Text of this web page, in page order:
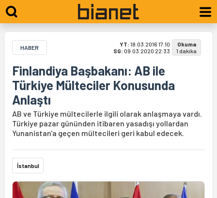
HABER YT: 18.03.2016 17:10
SG: 09.03.2020 22:33
Okuma
1 dakika
Finlandiya Başbakanı: AB ile
Türkiye Mülteciler Konusunda
Anlaştı
AB ve Türkiye mültecilerle ilgili olarak anlaşmaya vardı.
Türkiye pazar gününden itibaren yasadışı yollardan
Yunanistan'a geçen mültecileri geri kabul edecek.
İstanbul